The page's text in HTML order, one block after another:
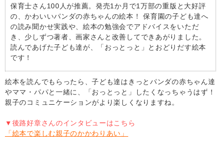
保育士さん100人が推薦。発売1か月で1万部の重版と大好評
の、かわいいパンダの赤ちゃんの絵本！ 保育園の子ども達へ
の読み聞かせ実践や、絵本の勉強会でアドバイスをいただ
き、少しずつ著者、画家さんと改善してできあがりました。
読んであげた子ども達が、「おっとっと」とおどりだす絵本
です！
絵本を読んでもらったら、子ども達はきっとパンダの赤ちゃん達
やママ・パパと一緒に、「おっとっと」したくなっちゃうはず！
親子のコミュニケーションがより楽しくなりますね。
▼後路好章さんのインタビューはこちら
「絵本で楽しむ親子のかかわりあい」